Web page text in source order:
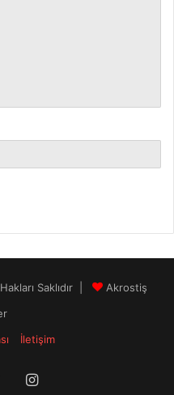
Saklıdır |
Akrostiş
İletişim
TwitterInstagram